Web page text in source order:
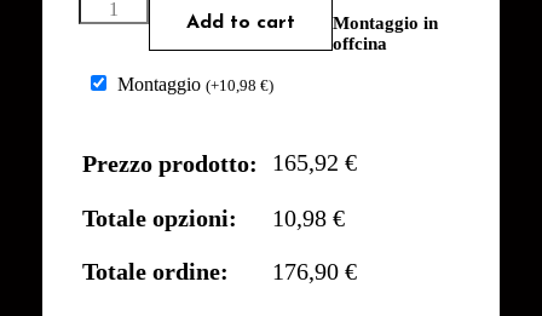
Add to cart
Montaggio in
offcina
Montaggio (+10,98 €)
Prezzo prodotto: 165,92 €
Totale opzioni:
10,98 €
Totale ordine:
176,90 €